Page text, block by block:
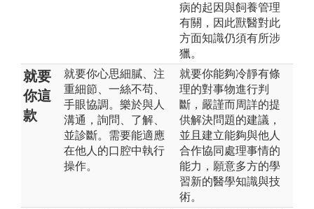
病的起因與飼養管理
有關，因此獸醫對此
方面知識仍須有所涉
獵。
就要
你這
款
就要你心思細膩、注
重細節、一絲不苟、
手眼協調。樂於與人
溝通，詢問、了解、
並診斷。需要能適應
在他人的口腔中執行
操作。
就要你能夠冷靜有條
理的對事物進行判
斷，嚴謹而周詳的提
供解決問題的建議，
並且建立能夠與他人
合作協同處理事情的
能力，願意多方的學
習新的醫學知識與技
術。